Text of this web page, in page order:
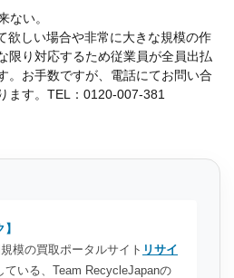
ない。
欲しい場合や非常に大きな規模の作
限り対応するため従業員が全員出払
。お手数ですが、電話にてお問い合
ます。TEL：0120-007-381
買取ポータルサイト リサイ
ている、Team RecycleJapanの